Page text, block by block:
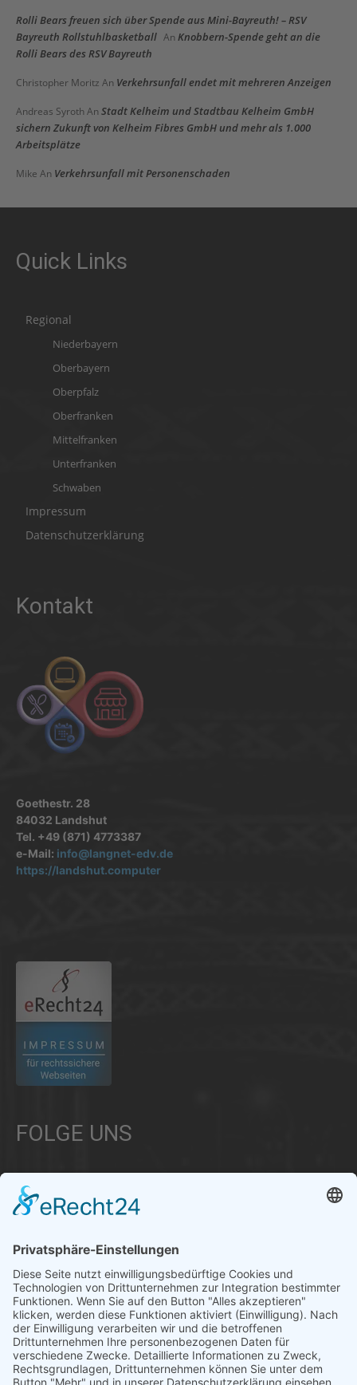
Rolli Bears freuen sich über Spende aus Mini-Bayreuth! – RSV
Bayreuth Rollstuhlbasketball An Knobbern-Spende geht an die
Rolli Bears des RSV Bayreuth
Christopher Moritz An Verkehrsunfall endet mit mehreren Anzeigen
Andreas Syroth An Stadt Kelheim und Stadtbau Kelheim GmbH
sichern Zukunft von Kelheim Fibres GmbH und mehr als 1.000
Arbeitsplätze
Mike An Verkehrsunfall mit Personenschaden
Quick Links
Regional
Niederbayern
Oberbayern
Oberpfalz
Oberfranken
Mittelfranken
Unterfranken
Schwaben
Impressum
Datenschutzerklärung
Kontakt
Goethestr. 28
84032 Landshut
Tel. +49 (871) 4773387
e-Mail: info@langnet-edv.de
https://landshut.computer
FOLGE UNS
Informationen aus Politik – Wirtschaft – Kultur – Umwelt –
Gesellschaft - Polizei und Feuerwehr – für die Region Bayern
Als regionales Unternehmen sind wir für Sie der direkte
Ansprechpartner, wenn es um die Online-Vermarktung Ihrer
Produkte und Dienstleistungen geht. Wir würden gerne für